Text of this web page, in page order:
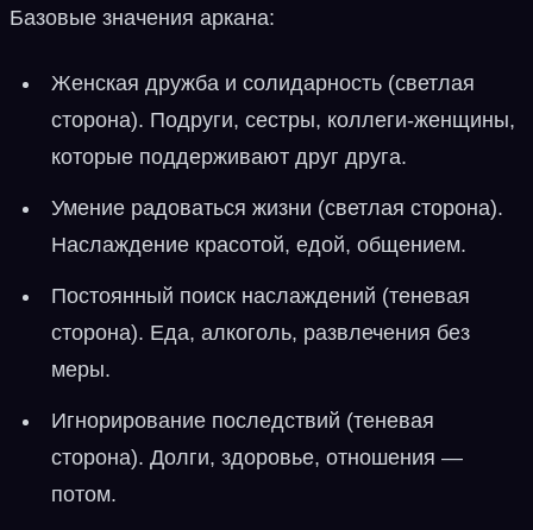
Базовые значения аркана:
Женская дружба и солидарность (светлая
сторона). Подруги, сестры, коллеги-женщины,
которые поддерживают друг друга.
Умение радоваться жизни (светлая сторона).
Наслаждение красотой, едой, общением.
Постоянный поиск наслаждений (теневая
сторона). Еда, алкоголь, развлечения без
меры.
Игнорирование последствий (теневая
сторона). Долги, здоровье, отношения —
потом.